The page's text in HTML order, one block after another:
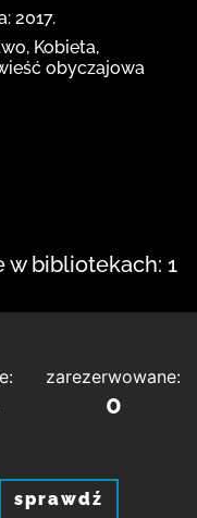
2017.
Kobieta,
obyczajowa
w bibliotekach: 1
zarezerwowane:
0
sprawdź